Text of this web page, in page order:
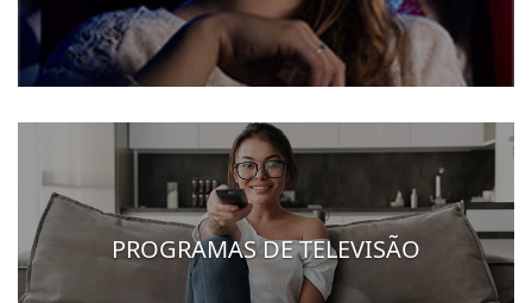
PROGRAMAS DE TELEVISÃO